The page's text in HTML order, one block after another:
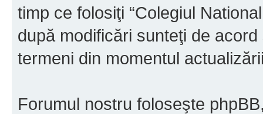
timp ce folosiţi “Colegiul
după modificări sunteţi de
termeni din momentul
Forumul nostru foloseşte